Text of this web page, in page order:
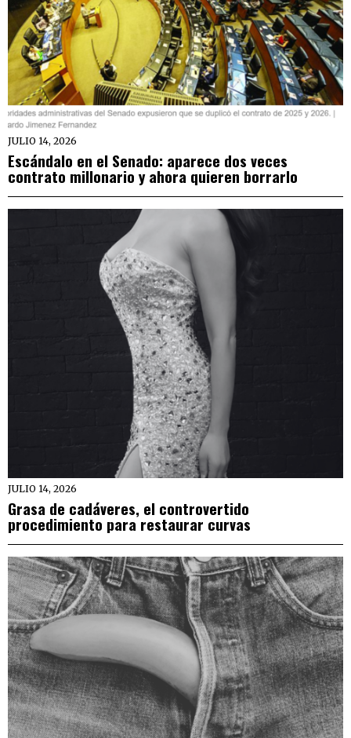
JULIO 14, 2026
Escándalo en el Senado: aparece dos veces
contrato millonario y ahora quieren borrarlo
JULIO 14, 2026
Grasa de cadáveres, el controvertido
procedimiento para restaurar curvas